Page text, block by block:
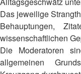
Das jeweilige
Behauptungen,
wissenschaftlichen
Die Moderatoren
allgemeinen